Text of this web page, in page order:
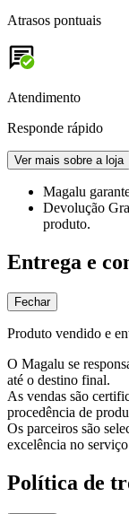
Atrasos pontuais
Atendimento
Responde rápido
Ver mais sobre a loja
Magalu
Devolução
produto.
Entrega e
Fechar
Produto vendido e
O Magalu se
até o destino final.
As vendas são
procedência de
Os parceiros são
excelência no
Política de